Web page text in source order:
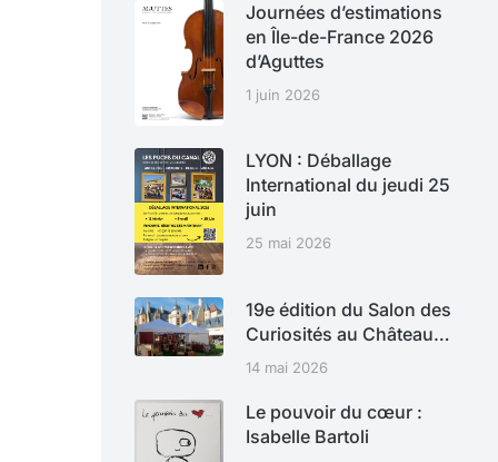
Journées d’estimations
en Île-de-France 2026
d’Aguttes
1 juin 2026
LYON : Déballage
International du jeudi 25
juin
25 mai 2026
19e édition du Salon des
Curiosités au Château…
14 mai 2026
Le pouvoir du cœur :
Isabelle Bartoli